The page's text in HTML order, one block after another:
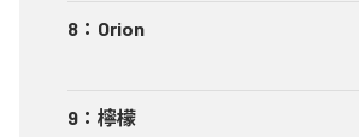
8 ： Orion
9 ： 檸檬